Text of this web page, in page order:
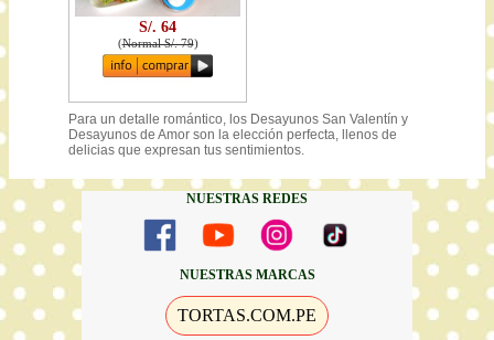
S/. 64
(Normal S/. 79)
Para un detalle romántico, los Desayunos San Valentín y
Desayunos de Amor son la elección perfecta, llenos de
delicias que expresan tus sentimientos.
NUESTRAS REDES
NUESTRAS MARCAS
TORTAS.COM.PE